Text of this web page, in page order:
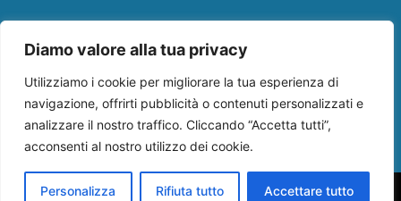
Diamo valore alla tua privacy
Utilizziamo i cookie per migliorare la tua esperienza di
navigazione, offrirti pubblicità o contenuti personalizzati e
analizzare il nostro traffico. Cliccando “Accetta tutti”,
acconsenti al nostro utilizzo dei cookie.
Personalizza Rifiuta tutto Accettare tutto
ainfo@ifep.it
piano edificio Business, 80029 Sant’Antimo (NA)
© 2024 IFEP S.r.l. – P.IVA: 05887401213 – All Rights Reserved. |